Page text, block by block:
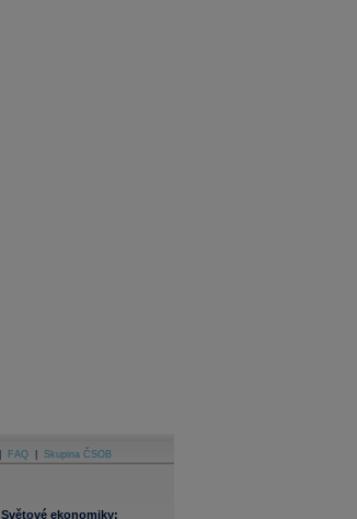
FAQ Skupina ČSOB
Světové ekonomiky: